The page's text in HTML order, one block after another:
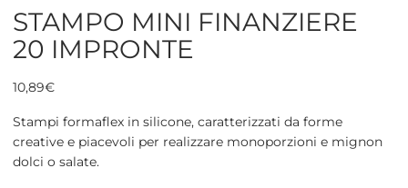
STAMPO MINI FINANZIERE
20 IMPRONTE
10,89€
Stampi formaflex in silicone, caratterizzati da forme
creative e piacevoli per realizzare monoporzioni e mignon
dolci o salate.